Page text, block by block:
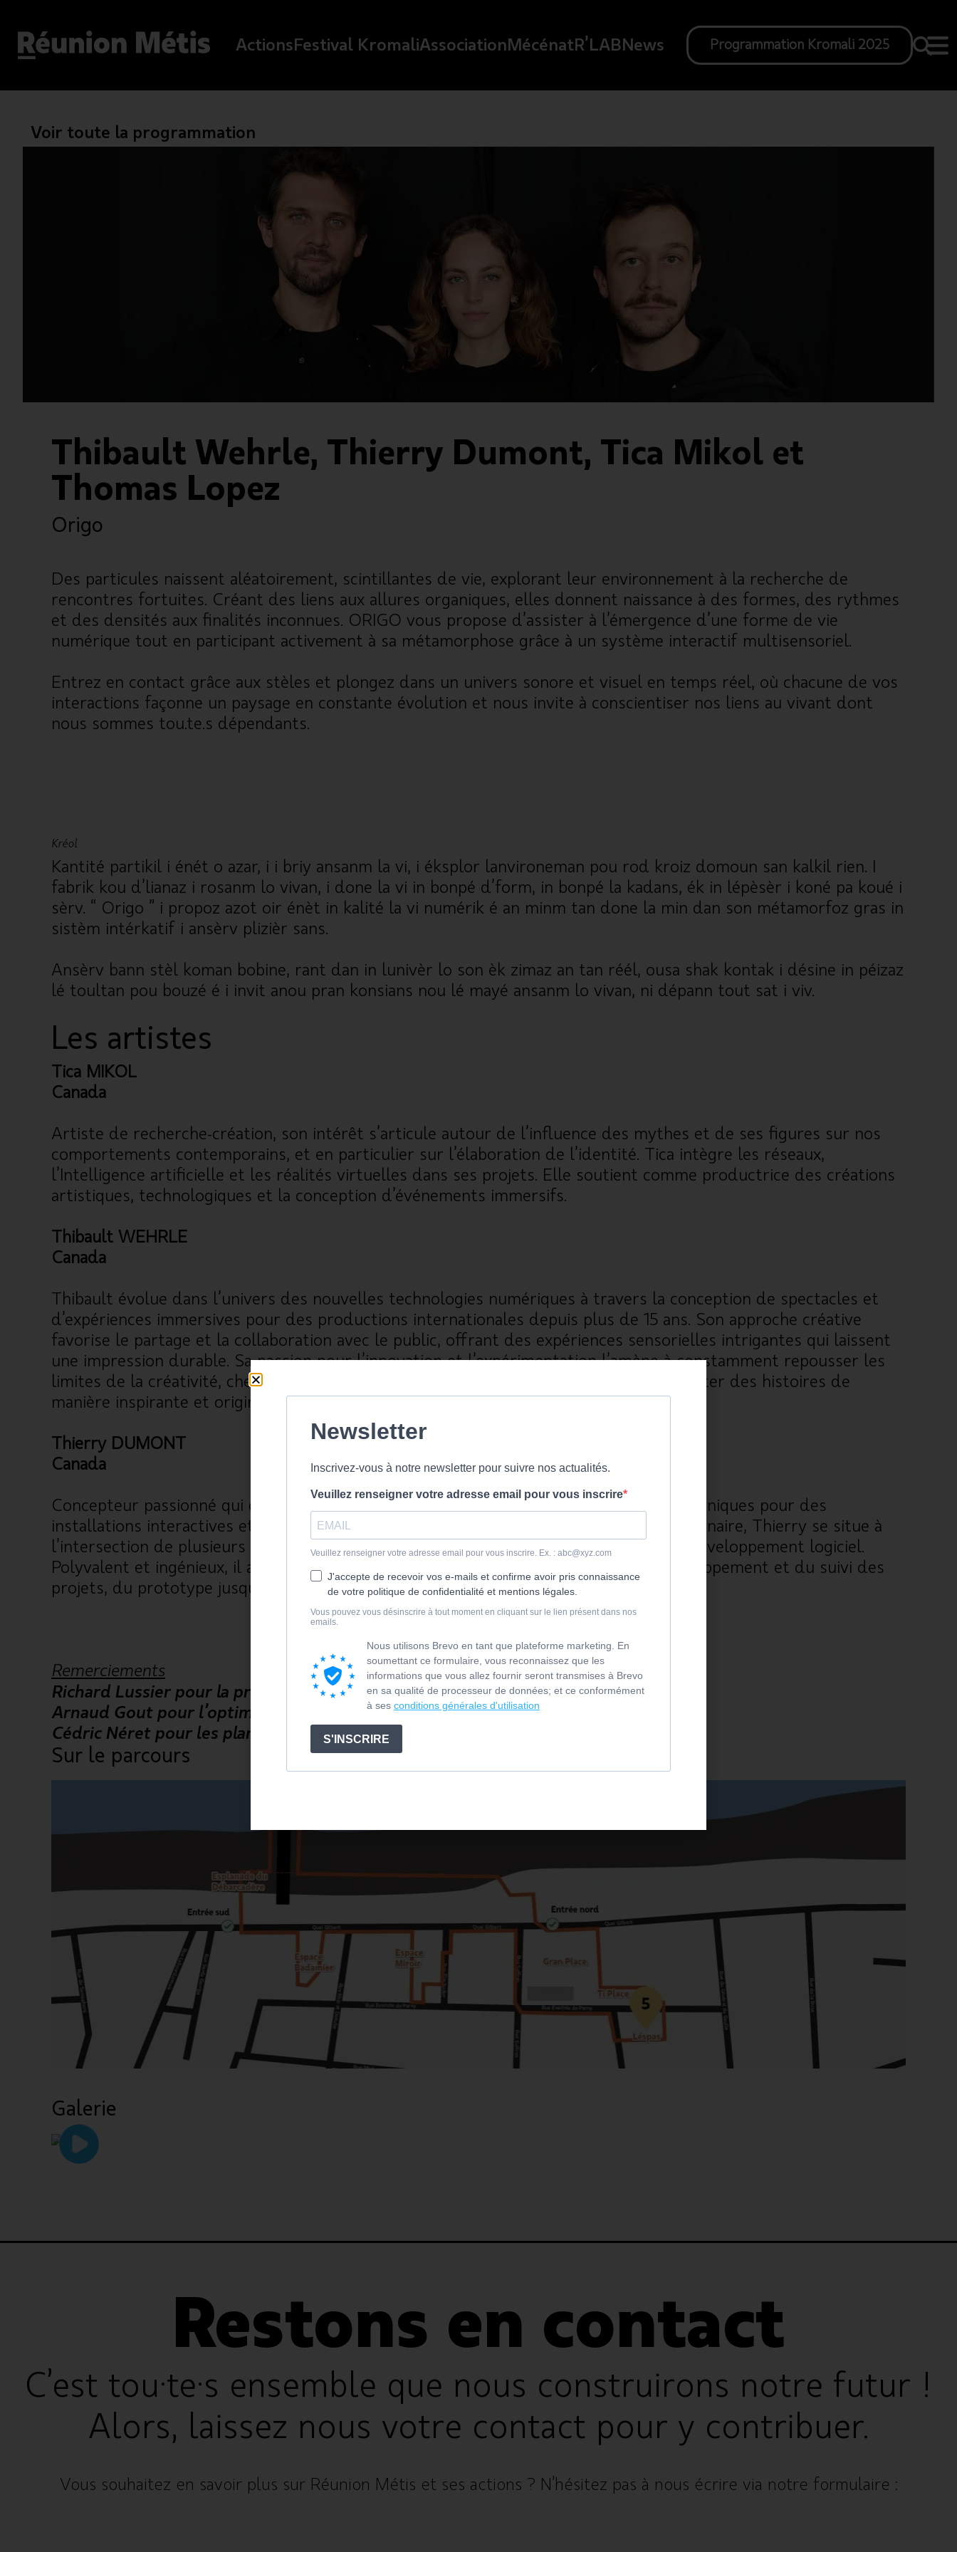
Actions Festival KromaliAssociation Mécénat R’LAB News Programmation Kromali 2025
Voir toute la programmation
Thibault Wehrle, Thierry Dumont, Tica Mikol et
Thomas Lopez
Origo
Des particules naissent aléatoirement, scintillantes de vie, explorant leur environnement à la recherche de
rencontres fortuites. Créant des liens aux allures organiques, elles donnent naissance à des formes, des rythmes
et des densités aux finalités inconnues. ORIGO vous propose d’assister à l’émergence d’une forme de vie
numérique tout en participant activement à sa métamorphose grâce à un système interactif multisensoriel.
Entrez en contact grâce aux stèles et plongez dans un univers sonore et visuel en temps réel, où chacune de vos
interactions façonne un paysage en constante évolution et nous invite à conscientiser nos liens au vivant dont
nous sommes tou.te.s dépendants.
Kréol
Kantité partikil i énét o azar, i i briy ansanm la vi, i éksplor lanvironeman pou rod kroiz domoun san kalkil rien. I
fabrik kou d’lianaz i rosanm lo vivan, i done la vi in bonpé d’form, in bonpé la kadans, ék in lépèsèr i koné pa koué i
sèrv. “ Origo ” i propoz azot oir énèt in kalité la vi numérik é an minm tan done la min dan son métamorfoz gras in
sistèm intérkatif i ansèrv plizièr sans.
Ansèrv bann stèl koman bobine, rant dan in lunivèr lo son èk zimaz an tan réél, ousa shak kontak i désine in péizaz
lé toultan pou bouzé é i invit anou pran konsians nou lé mayé ansanm lo vivan, ni dépann tout sat i viv.
Les artistes
Tica MIKOL
Canada
Artiste de recherche-création, son intérêt s’articule autour de l’influence des mythes et de ses figures sur nos
comportements contemporains, et en particulier sur l’élaboration de l’identité. Tica intègre les réseaux,
l’Intelligence artificielle et les réalités virtuelles dans ses projets. Elle soutient comme productrice des créations
artistiques, technologiques et la conception d’événements immersifs.
Thibault WEHRLE
Canada
Thibault évolue dans l’univers des nouvelles technologies numériques à travers la conception de spectacles et
d’expériences immersives pour des productions internationales depuis plus de 15 ans. Son approche créative
favorise le partage et la collaboration avec le public, offrant des expériences sensorielles intrigantes qui laissent
une impression durable. Sa passion pour l’innovation et l’expérimentation l’amène à constamment repousser les
limites de la créativité, cherchant de nouvelles façons d’impliquer le public et de raconter des histoires de
manière inspirante et originale.
Thierry DUMONT
Canada
Concepteur passionné qui développe des solutions électroniques, logicielles et mécatroniques pour des
installations interactives et des produits. Avec une formation éclectique et multidisciplinaire, Thierry se situe à
l’intersection de plusieurs domaines, tels que le design, la science informatique et le développement logiciel.
Polyvalent et ingénieux, il aime mettre sa rigueur et son expertise au service du développement et du suivi des
projets, du prototype jusqu’au produit final.
Remerciements
Richard Lussier pour la prise de son et mixage pour la zone médiation
Arnaud Gout pour l’optimisation du code
Cédric Néret pour les plans de fabrication des stèles interactives
Sur le parcours
Galerie
Restons en contact
C’est tou·te·s ensemble que nous construirons notre futur !
Alors, laissez nous votre contact pour y contribuer.
Vous souhaitez en savoir plus sur Réunion Métis et ses actions ? N’hésitez pas à nous écrire via notre formulaire :